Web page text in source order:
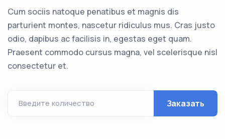
Cum sociis natoque penatibus et magnis dis
parturient montes, nascetur ridiculus mus. Cras justo
odio, dapibus ac facilisis in, egestas eget quam.
Praesent commodo cursus magna, vel scelerisque nisl
consectetur et.
Введите количество Заказать